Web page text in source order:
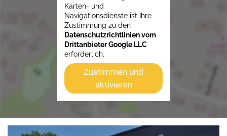
Karten- und
Navigationsdienste ist Ihre
Zustimmung zu den
Datenschutzrichtlinien vom
Drittanbieter Google LLC
erforderlich.
Zustimmen und
aktivieren